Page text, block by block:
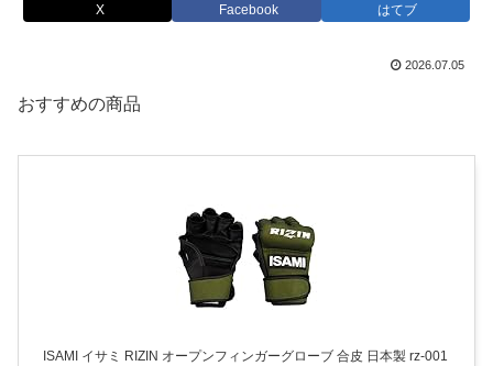
X Facebook はてブ
2026.07.05
おすすめの商品
ISAMI イサミ RIZIN オープンフィンガーグローブ 合皮 日本製 rz-001